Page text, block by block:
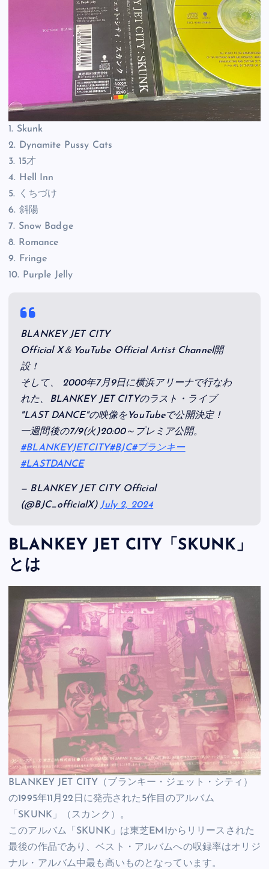
1. Skunk
2. Dynamite Pussy Cats
3. 15才
4. Hell Inn
5. くちづけ
6. 斜陽
7. Snow Badge
8. Romance
9. Fringe
10. Purple Jelly
BLANKEY JET CITY
Official X＆YouTube Official Artist Channel開
設！
そして、 2000年7月9日に横浜アリーナで行なわ
れた、BLANKEY JET CITYのラスト・ライブ
"LAST DANCE"の映像をYouTubeで公開決定！
一週間後の7/9(火)20:00～プレミア公開。
#BLANKEYJETCITY#BJC#ブランキー
#LASTDANCE
— BLANKEY JET CITY Official
(@BJC_officialX) July 2, 2024
BLANKEY JET CITY「SKUNK」
とは
BLANKEY JET CITY（ブランキー・ジェット・シティ）
の1995年11月22日に発売された5作目のアルバム
「SKUNK」（スカンク）。
このアルバム「SKUNK」は東芝EMIからリリースされた
最後の作品であり、ベスト・アルバムへの収録率はオリジ
ナル・アルバム中最も高いものとなっています。